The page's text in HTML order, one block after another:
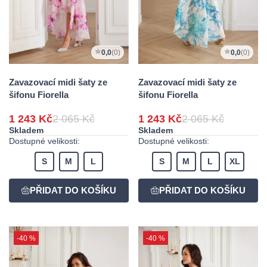
0,0(0)
Zavazovací midi šaty ze
šifonu Fiorella
1 243 Kč2 065 Kč
Skladem
Dostupné velikosti:
S M L
0,0(0)
Zavazovací midi šaty ze
šifonu Fiorella
1 243 Kč2 065 Kč
Skladem
Dostupné velikosti:
S M L XL
-40 % -40 %